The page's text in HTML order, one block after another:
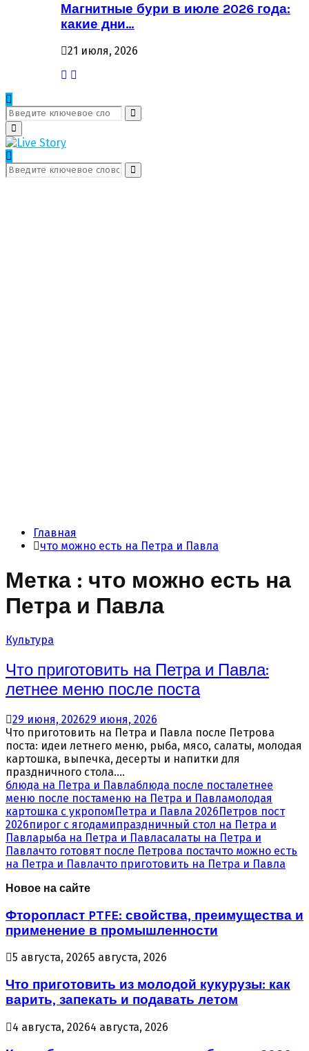
Магнитные бури в июле 2026 года:
какие дни…
21 июля, 2026
Поиск:
Поиск
Первичное
Меню
Поиск:
Поиск
Главная
что можно есть на Петра и Павла
Метка : что можно есть на
Петра и Павла
Культура
Что приготовить на Петра и Павла:
летнее меню после поста
29 июня, 202629 июня, 2026
Что приготовить на Петра и Павла после Петрова
поста: идеи летнего меню, рыба, мясо, салаты, молодая
картошка, выпечка, десерты и напитки для
праздничного стола....
блюда на Петра и Павлаблюда после посталетнее
меню после постаменю на Петра и Павламолодая
картошка с укропомПетра и Павла 2026Петров пост
2026пирог с ягодамипраздничный стол на Петра и
Павларыба на Петра и Павласалаты на Петра и
Павлачто готовят после Петрова постачто можно есть
на Петра и Павлачто приготовить на Петра и Павла
Новое на сайте
Фторопласт PTFE: свойства, преимущества и
применение в промышленности
5 августа, 20265 августа, 2026
Что приготовить из молодой кукурузы: как
варить, запекать и подавать летом
4 августа, 20264 августа, 2026